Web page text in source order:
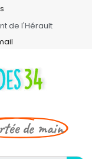
de l'Hérault
de main